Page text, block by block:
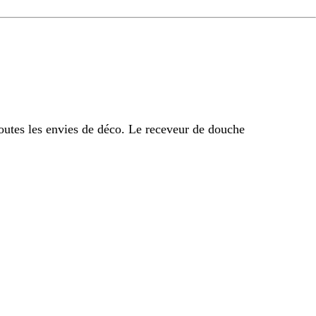
les envies de déco. Le receveur de douche